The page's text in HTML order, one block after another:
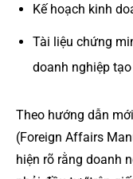
Kế hoạch kinh
Tài liệu chứng
doanh nghiệp
Theo hướng dẫn
(Foreign Affairs
hiện rõ rằng doanh